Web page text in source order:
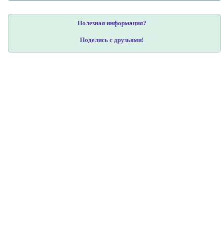
Полезная информация?
Поделись с друзьями!